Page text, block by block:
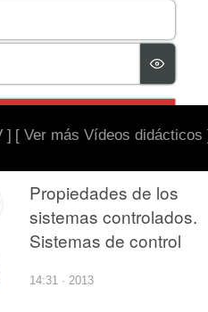
] [ Ver más Vídeos didácticos
Propiedades de los
sistemas controlados.
Sistemas de control
14:31 · 2013